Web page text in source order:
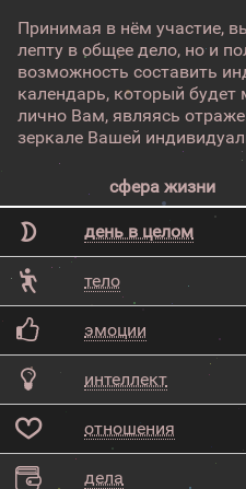
Принимая в нём участие,
лепту в общее дело, но и
возможность составить
календарь, который
лично Вам, являясь
зеркале Вашей
сфера жизни
день в целом
тело
эмоции
интеллект
отношения
дела